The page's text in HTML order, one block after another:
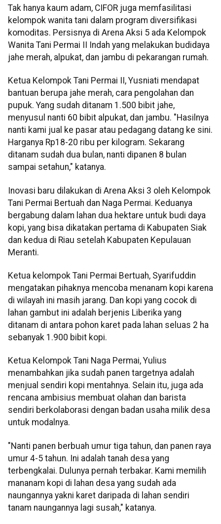
Tak hanya kaum adam, CIFOR juga memfasilitasi
kelompok wanita tani dalam program diversifikasi
komoditas. Persisnya di Arena Aksi 5 ada Kelompok
Wanita Tani Permai II Indah yang melakukan budidaya
jahe merah, alpukat, dan jambu di pekarangan rumah.
Ketua Kelompok Tani Permai II, Yusniati mendapat
bantuan berupa jahe merah, cara pengolahan dan
pupuk. Yang sudah ditanam 1.500 bibit jahe,
menyusul nanti 60 bibit alpukat, dan jambu. "Hasilnya
nanti kami jual ke pasar atau pedagang datang ke sini.
Harganya Rp18-20 ribu per kilogram. Sekarang
ditanam sudah dua bulan, nanti dipanen 8 bulan
sampai setahun," katanya.
Inovasi baru dilakukan di Arena Aksi 3 oleh Kelompok
Tani Permai Bertuah dan Naga Permai. Keduanya
bergabung dalam lahan dua hektare untuk budi daya
kopi, yang bisa dikatakan pertama di Kabupaten Siak
dan kedua di Riau setelah Kabupaten Kepulauan
Meranti.
Ketua kelompok Tani Permai Bertuah, Syarifuddin
mengatakan pihaknya mencoba menanam kopi karena
di wilayah ini masih jarang. Dan kopi yang cocok di
lahan gambut ini adalah berjenis Liberika yang
ditanam di antara pohon karet pada lahan seluas 2 ha
sebanyak 1.900 bibit kopi.
Ketua Kelompok Tani Naga Permai, Yulius
menambahkan jika sudah panen targetnya adalah
menjual sendiri kopi mentahnya. Selain itu, juga ada
rencana ambisius membuat olahan dan barista
sendiri berkolaborasi dengan badan usaha milik desa
untuk modalnya.
"Nanti panen berbuah umur tiga tahun, dan panen raya
umur 4-5 tahun. Ini adalah tanah desa yang
terbengkalai. Dulunya pernah terbakar. Kami memilih
mananam kopi di lahan desa yang sudah ada
naungannya yakni karet daripada di lahan sendiri
tanam naungannya lagi susah," katanya.